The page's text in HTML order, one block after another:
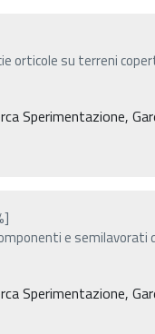
orticole su terreni
Sperimentazione,
e semilavorati
Sperimentazione,